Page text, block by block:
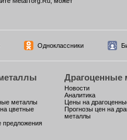
Одноклассники
металлы
цветные
предложения
Драгоценные
Новости
Аналитика
Цены на
Прогнозы цен на
металлы